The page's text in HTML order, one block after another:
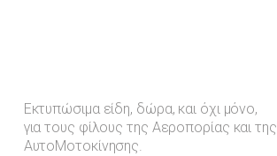
Εκτυπώσιμα είδη, δώρα, και όχι μόνο,
για τους φίλους της Αεροπορίας και της
ΑυτοΜοτοκίνησης.